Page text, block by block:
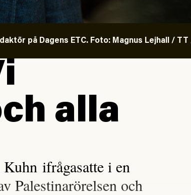
på Dagens ETC. Foto: Magnus Lejhall / TT
alla
ifrågasatte i en
Palestinarörelsen och